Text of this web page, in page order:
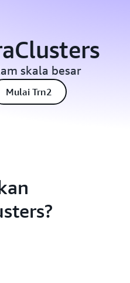
skala besar
Mulai Trn2